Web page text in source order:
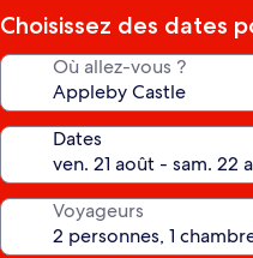
Choisissez des dates
Où allez-vous ?
Dates
Voyageurs